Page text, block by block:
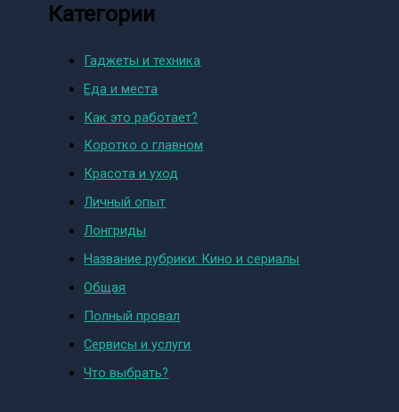
Категории
Гаджеты и техника
Еда и места
Как это работает?
Коротко о главном
Красота и уход
Личный опыт
Лонгриды
Название рубрики: Кино и сериалы
Общая
Полный провал
Сервисы и услуги
Что выбрать?